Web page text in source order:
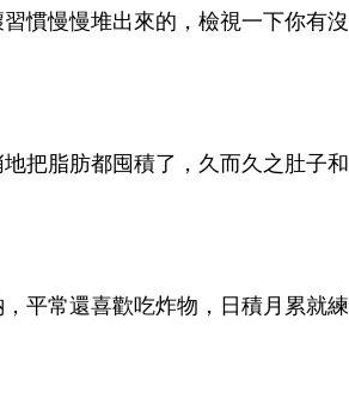
慣慢慢堆出來的，檢視一下你有沒
把脂肪都囤積了，久而久之肚子和
平常還喜歡吃炸物，日積月累就練